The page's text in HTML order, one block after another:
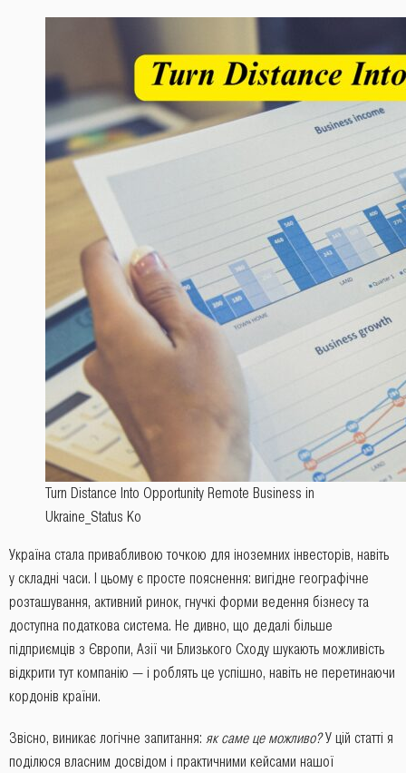
Turn Distance Into Opportunity Remote Business in
Ukraine_Status Ko
Україна стала привабливою точкою для іноземних інвесторів, навіть
у складні часи. І цьому є просте пояснення: вигідне географічне
розташування, активний ринок, гнучкі форми ведення бізнесу та
доступна податкова система. Не дивно, що дедалі більше
підприємців з Європи, Азії чи Близького Сходу шукають можливість
відкрити тут компанію — і роблять це успішно, навіть не перетинаючи
кордонів країни.
Звісно, виникає логічне запитання: як саме це можливо?У цій статті я
поділюся власним досвідом і практичними кейсами нашої